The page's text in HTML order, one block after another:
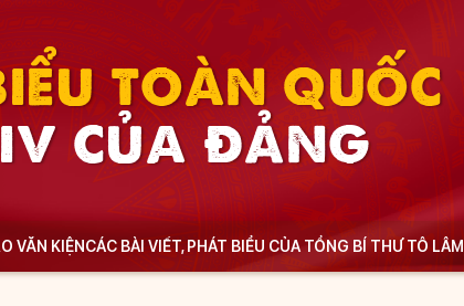
TOÀN QUỐC
CỦA ĐẢNG
VĂN KIỆNCÁC BÀI VIẾT, PHÁT BIỂU CỦA TỔNG BÍ THƯ TÔ LÂM